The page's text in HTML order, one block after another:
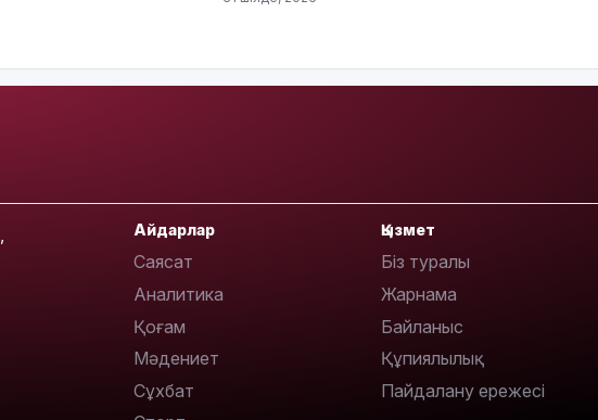
10:35
Айдарлар
Саясат
Аналитика
Қоғам
Мәдениет
Сұхбат
Қызмет
Біз туралы
Жарнама
Байланыс
Құпиялылық
Пайдалану ережесі